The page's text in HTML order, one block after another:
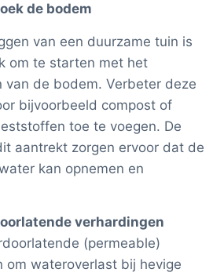
de bodem
van een duurzame tuin is
om te starten met het
van de bodem. Verbeter deze
bijvoorbeeld compost of
toe te voegen. De
aantrekt zorgen ervoor dat de
kan opnemen en
verhardingen
(permeable)
om wateroverlast bij hevige